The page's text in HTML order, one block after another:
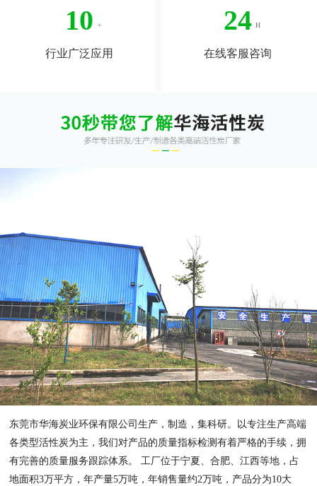
10
行业广泛应用
24
在线客服咨询
东莞市华海炭业环保有限公司生产，制造，集科研。以专注生产高端
各类型活性炭为主，我们对产品的质量指标检测有着严格的手续，拥
有完善的质量服务跟踪体系。 工厂位于宁夏、合肥、江西等地，占
地面积3万平方，年产量5万吨，年销售量约2万吨，产品分为10大